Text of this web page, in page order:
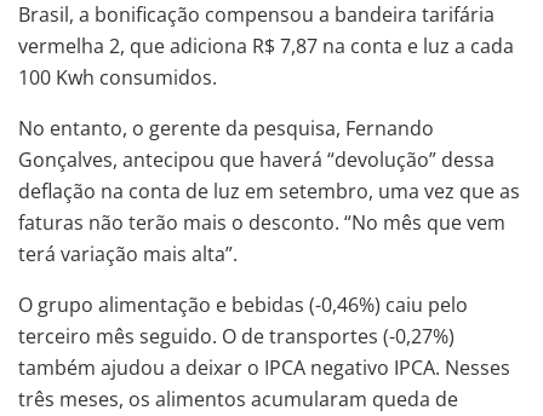
Brasil, a bonificação compensou a bandeira tarifária
vermelha 2, que adiciona R$ 7,87 na conta e luz a cada
100 Kwh consumidos.
No entanto, o gerente da pesquisa, Fernando
Gonçalves, antecipou que haverá “devolução” dessa
deflação na conta de luz em setembro, uma vez que as
faturas não terão mais o desconto. “No mês que vem
terá variação mais alta”.
O grupo alimentação e bebidas (-0,46%) caiu pelo
terceiro mês seguido. O de transportes (-0,27%)
também ajudou a deixar o IPCA negativo IPCA. Nesses
três meses, os alimentos acumularam queda de